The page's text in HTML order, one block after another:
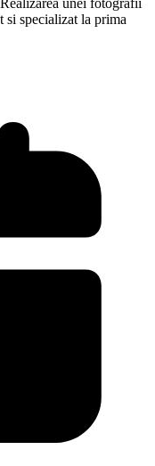
unei fotografii
si specializat la prima